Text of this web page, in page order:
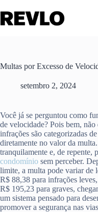
para
Multas por Excesso de
setembro 2, 2024
Você já se perguntou como
de velocidade? Pois bem,
infrações são categorizadas
diretamente no valor da
tranquilamente e, de repente,
condomínio sem perceber.
limite, a multa pode variar de
R$ 88,38 para infrações
R$ 195,23 para graves,
um sistema pensado para
promover a segurança nas